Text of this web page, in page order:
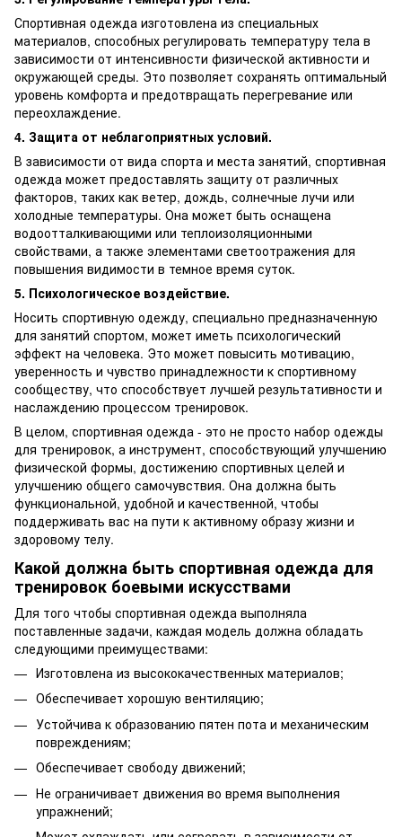
Спортивная одежда изготовлена из специальных
материалов, способных регулировать температуру тела в
зависимости от интенсивности физической активности и
окружающей среды. Это позволяет сохранять оптимальный
уровень комфорта и предотвращать перегревание или
переохлаждение.
4. Защита от неблагоприятных условий.
В зависимости от вида спорта и места занятий, спортивная
одежда может предоставлять защиту от различных
факторов, таких как ветер, дождь, солнечные лучи или
холодные температуры. Она может быть оснащена
водоотталкивающими или теплоизоляционными
свойствами, а также элементами светоотражения для
повышения видимости в темное время суток.
5. Психологическое воздействие.
Носить спортивную одежду, специально предназначенную
для занятий спортом, может иметь психологический
эффект на человека. Это может повысить мотивацию,
уверенность и чувство принадлежности к спортивному
сообществу, что способствует лучшей результативности и
наслаждению процессом тренировок.
В целом, спортивная одежда - это не просто набор одежды
для тренировок, а инструмент, способствующий улучшению
физической формы, достижению спортивных целей и
улучшению общего самочувствия. Она должна быть
функциональной, удобной и качественной, чтобы
поддерживать вас на пути к активному образу жизни и
здоровому телу.
Какой должна быть спортивная одежда для
тренировок боевыми искусствами
Для того чтобы спортивная одежда выполняла
поставленные задачи, каждая модель должна обладать
следующими преимуществами:
Изготовлена из высококачественных материалов;
Обеспечивает хорошую вентиляцию;
Устойчива к образованию пятен пота и механическим
повреждениям;
Обеспечивает свободу движений;
Не ограничивает движения во время выполнения
упражнений;